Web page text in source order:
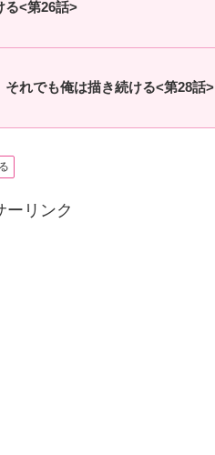
る<第26話>
それでも俺は描き続ける<第28話>
ーリンク